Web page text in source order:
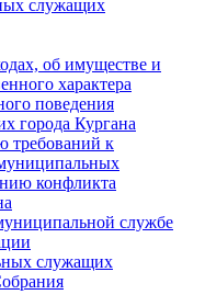
служащих
об имуществе и
характера
поведения
города Кургана
требований к
конфликта
службе
служащих